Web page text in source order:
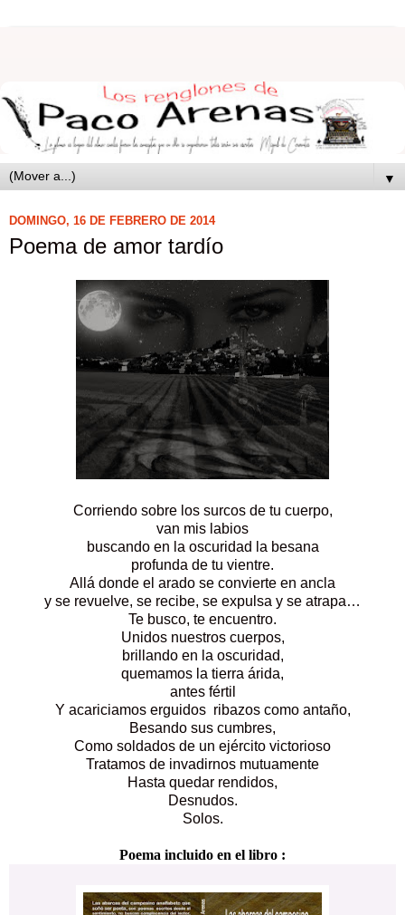
▼
DOMINGO, 16 DE FEBRERO DE 2014
Poema de amor tardío
Corriendo sobre los surcos de tu cuerpo,
van mis labios
buscando en la oscuridad la besana
profunda de tu vientre.
Allá donde el arado se convierte en ancla
y se revuelve, se recibe, se expulsa y se atrapa…
Te busco, te encuentro.
Unidos nuestros cuerpos,
brillando en la oscuridad,
quemamos la tierra árida,
antes fértil
Y acariciamos erguidos ribazos como antaño,
Besando sus cumbres,
Como soldados de un ejército victorioso
Tratamos de invadirnos mutuamente
Hasta quedar rendidos,
Desnudos.
Solos.
Poema incluido en el libro :